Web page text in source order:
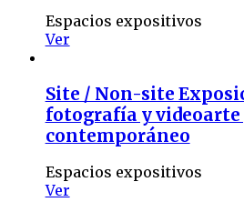
Espacios expositivos
Ver
Site / Non-site
fotografía y videoarte
contemporáneo
Espacios expositivos
Ver